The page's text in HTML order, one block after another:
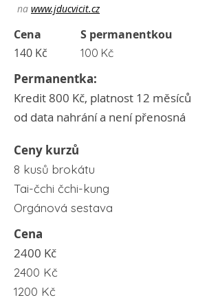
na www.jducvicit.cz
Cena
140 Kč
S permanentkou
100 Kč
Permanentka:
Kredit 800 Kč, platnost 12 měsíců
od data nahrání a není přenosná
Ceny kurzů
8 kusů brokátu
Tai-čchi čchi-kung
Orgánová sestava
Cena
2400 Kč
2400 Kč
1200 Kč